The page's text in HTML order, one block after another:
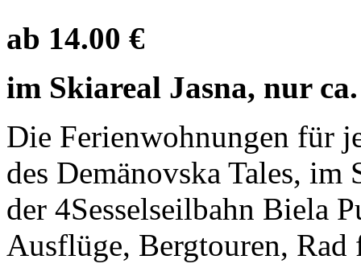
ab 14.00 €
im Skiareal Jasna, nur
Die Ferienwohnungen für
des Demänovska Tales, im
der 4Sesselseilbahn Biela
Ausflüge, Bergtouren, Rad